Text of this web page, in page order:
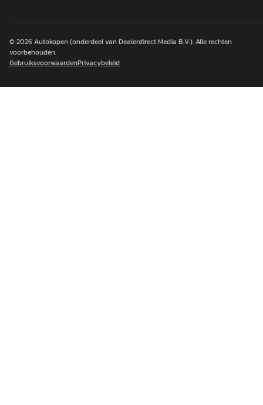
© 2026Autokopen(onderdeel van Dealerdirect Media B.V.). Alle rechten
voorbehouden.
GebruiksvoorwaardenPrivacybeleid